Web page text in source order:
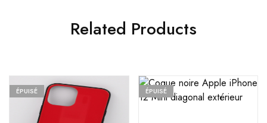
Related Products
ÉPUISÉ ÉPUISÉ